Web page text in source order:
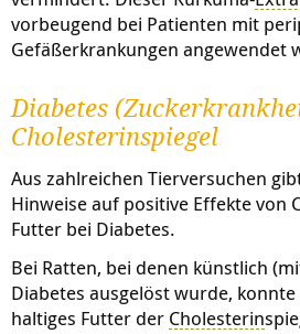
vorbeugend bei Patienten mit
Gefäßerkrankungen angewendet
Diabetes
Cholesterinspiegel
Aus zahlreichen Tierversuchen
Hinweise auf positive Effekte von
Futter bei Diabetes.
Bei Ratten, bei denen künstlich
Diabetes ausgelöst wurde,
haltiges Futter der Cholesterin